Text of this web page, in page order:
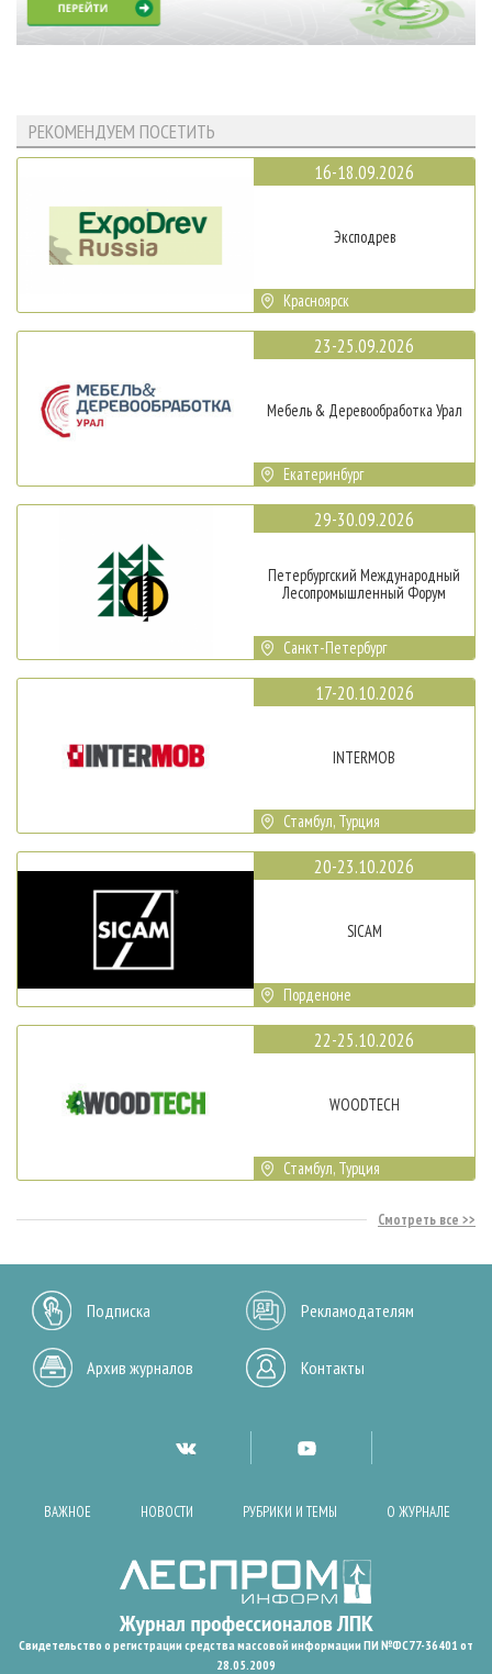
РЕКОМЕНДУЕМ ПОСЕТИТЬ
16-18.09.2026
Эксподрев
Красноярск
23-25.09.2026
Мебель & Деревообработка Урал
Екатеринбург
29-30.09.2026
Петербургский Международный
Лесопромышленный Форум
Санкт-Петербург
17-20.10.2026
INTERMOB
Стамбул, Турция
20-23.10.2026
SICAM
Порденоне
22-25.10.2026
WOODTECH
Стамбул, Турция
Смотреть все
Подписка Рекламодателям
Архив журналов Контакты
ВАЖНОЕ НОВОСТИ РУБРИКИ И ТЕМЫ О ЖУРНАЛЕ
Свидетельство о регистрации средства массовой информации ПИ №ФС77-36401 от
28.05.2009